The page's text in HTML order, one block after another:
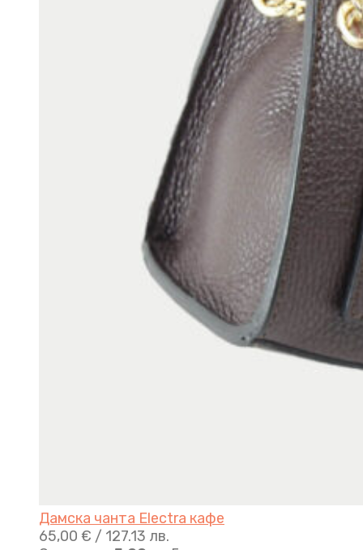
Дамска чанта Electra кафе
65,00 € / 127.13 лв.